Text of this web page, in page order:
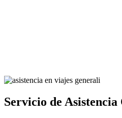
Servicio de